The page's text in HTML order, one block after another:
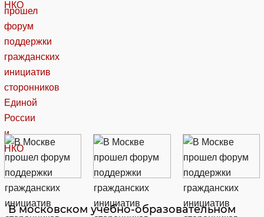
В московском учебно-образовательном